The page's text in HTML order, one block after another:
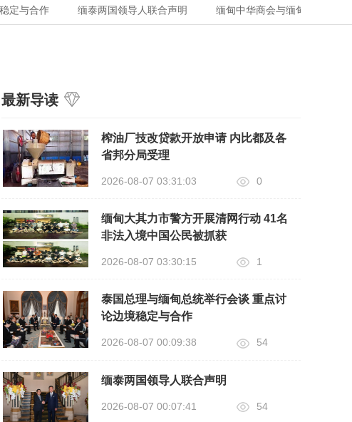
与合作 缅泰两国领导人联合声明 缅甸中华商会与缅甸缅族企业家
最新导读
榨油厂技改贷款开放申请 内比都及各
省邦分局受理
2026-08-07 03:31:03 0
缅甸大其力市警方开展清网行动 41名
非法入境中国公民被抓获
2026-08-07 03:30:15 1
泰国总理与缅甸总统举行会谈 重点讨
论边境稳定与合作
2026-08-07 00:09:38 54
缅泰两国领导人联合声明
2026-08-07 00:07:41 54